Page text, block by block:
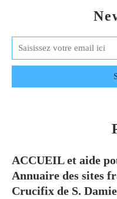
ACCUEIL et aide
Annuaire des sites
Crucifix de S.